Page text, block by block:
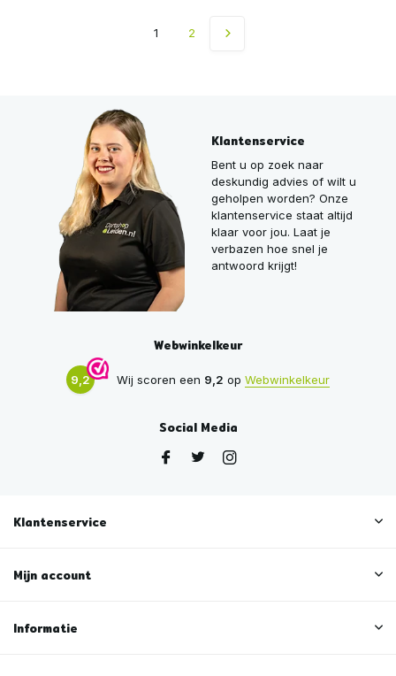
1 2
Klantenservice
Bent u op zoek naar
deskundig advies of wilt u
geholpen worden? Onze
klantenservice staat altijd
klaar voor jou. Laat je
verbazen hoe snel je
antwoord krijgt!
Webwinkelkeur
9,2 Wij scoren een 9,2 op Webwinkelkeur
Social Media
Klantenservice
Mijn account
Informatie